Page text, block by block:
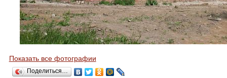
Показать все фотографии
Поделиться…